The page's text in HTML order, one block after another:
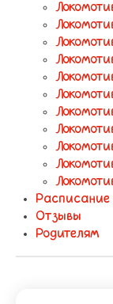
Расписание
Отзывы
Родителям